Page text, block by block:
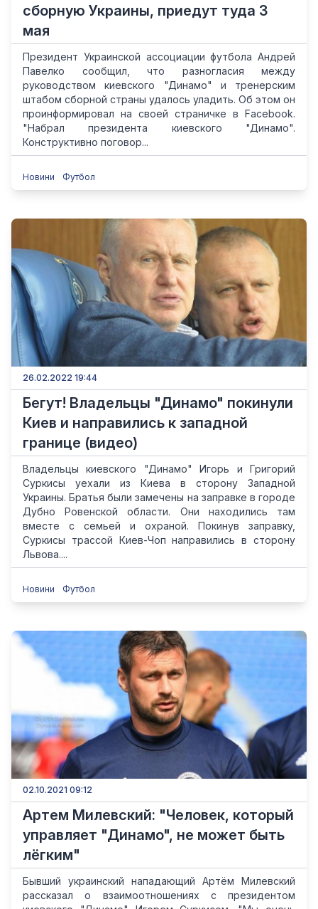
сборную Украины, приедут туда 3
мая
Президент Украинской ассоциации футбола Андрей
Павелко сообщил, что разногласия между
руководством киевского "Динамо" и тренерским
штабом сборной страны удалось уладить. Об этом он
проинформировал на своей страничке в Facebook.
"Набрал президента киевского "Динамо".
Конструктивно поговор...
Новини Футбол
26.02.2022 19:44
Бегут! Владельцы "Динамо" покинули
Киев и направились к западной
границе (видео)
Владельцы киевского "Динамо" Игорь и Григорий
Суркисы уехали из Киева в сторону Западной
Украины. Братья были замечены на заправке в городе
Дубно Ровенской области. Они находились там
вместе с семьей и охраной. Покинув заправку,
Суркисы трассой Киев-Чоп направились в сторону
Львова....
Новини Футбол
02.10.2021 09:12
Артем Милевский: "Человек, который
управляет "Динамо", не может быть
лёгким"
Бывший украинский нападающий Артём Милевский
рассказал о взаимоотношениях с президентом